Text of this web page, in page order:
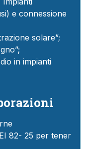
e connessione
solare”;
in impianti
82- 25 per tener